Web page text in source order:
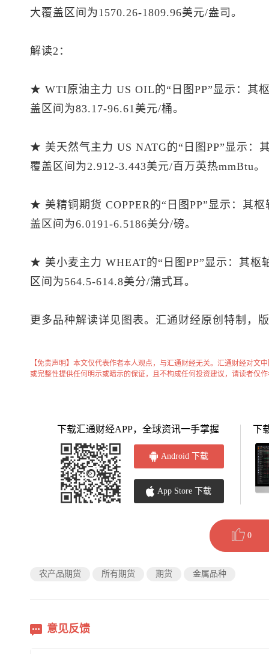
大覆盖区间为1570.26-1809.96美元/盎司。
解读2：
★ WTI原油主力 US OIL的“日图PP”显示：其
盖区间为83.17-96.61美元/桶。
★ 美天然气主力 US NATG的“日图PP”显示：
覆盖区间为2.912-3.443美元/百万英热mmBtu。
★ 美精铜期货 COPPER的“日图PP”显示：其
盖区间为6.0191-6.5186美分/磅。
★ 美小麦主力 WHEAT的“日图PP”显示：其枢
区间为564.5-614.8美分/蒲式耳。
更多品种解读详见图表。汇通财经原创特制，
【免责声明】本文仅代表作者本人观点，与汇通财经无关。汇通财经对文
或完整性提供任何明示或暗示的保证，且不构成任何投资建议，请读者仅
下载汇通财经APP，全球资讯一手掌握
Android 下载
App Store 下载
下
0
农产品期货 所有期货 期货 金属品种
意见反馈